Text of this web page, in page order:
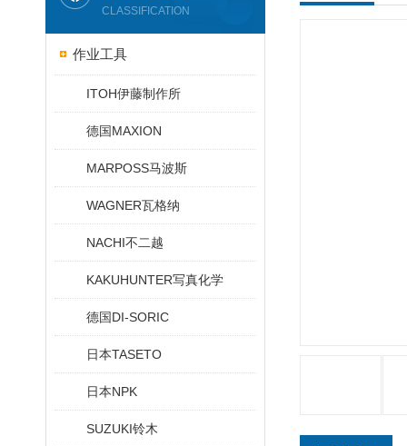
CLASSIFICATION
作业工具
ITOH伊藤制作所
德国MAXION
MARPOSS马波斯
WAGNER瓦格纳
NACHI不二越
KAKUHUNTER写真化学
德国DI-SORIC
日本TASETO
日本NPK
SUZUKI铃木